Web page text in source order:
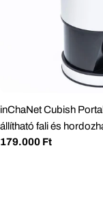
é
k
inChaNet Cubish
állítható fali és
Normál
179.000 Ft